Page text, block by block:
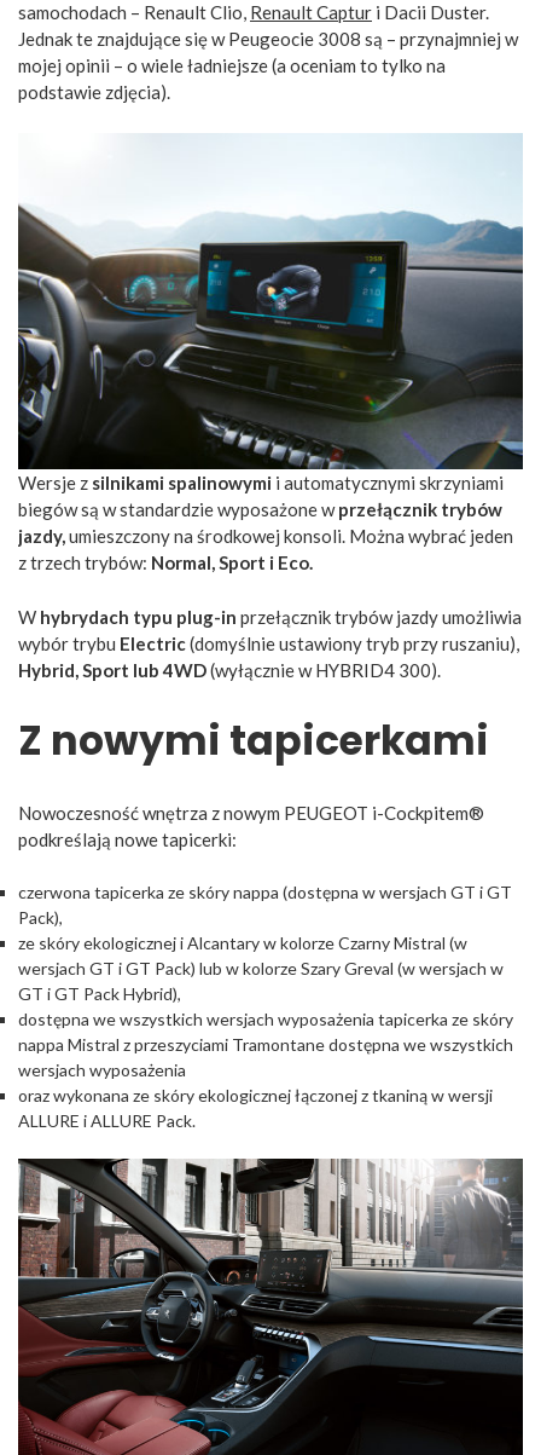
samochodach – Renault Clio, Renault Captur i Dacii Duster.
Jednak te znajdujące się w Peugeocie 3008 są – przynajmniej w
mojej opinii – o wiele ładniejsze (a oceniam to tylko na
podstawie zdjęcia).
Wersje z silnikami spalinowymi i automatycznymi skrzyniami
biegów są w standardzie wyposażone wprzełącznik trybów
jazdy,umieszczony na środkowej konsoli. Można wybrać jeden
z trzech trybów: Normal, Sport i Eco.
W hybrydach typu plug-in przełącznik trybów jazdy umożliwia
wybór trybu Electric(domyślnie ustawiony tryb przy ruszaniu),
Hybrid, Sport lub 4WD(wyłącznie w HYBRID4 300).
Z nowymi tapicerkami
Nowoczesność wnętrza z nowym PEUGEOT i-Cockpitem®
podkreślają nowe tapicerki:
czerwona tapicerka ze skóry nappa (dostępna w wersjach GT i GT
Pack),
ze skóry ekologicznej i Alcantary w kolorze Czarny Mistral (w
wersjach GT i GT Pack) lub w kolorze Szary Greval (w wersjach w
GT i GT Pack Hybrid),
dostępna we wszystkich wersjach wyposażenia tapicerka ze skóry
nappa Mistral z przeszyciami Tramontane dostępna we wszystkich
wersjach wyposażenia
oraz wykonana ze skóry ekologicznej łączonej z tkaniną w wersji
ALLURE i ALLURE Pack.